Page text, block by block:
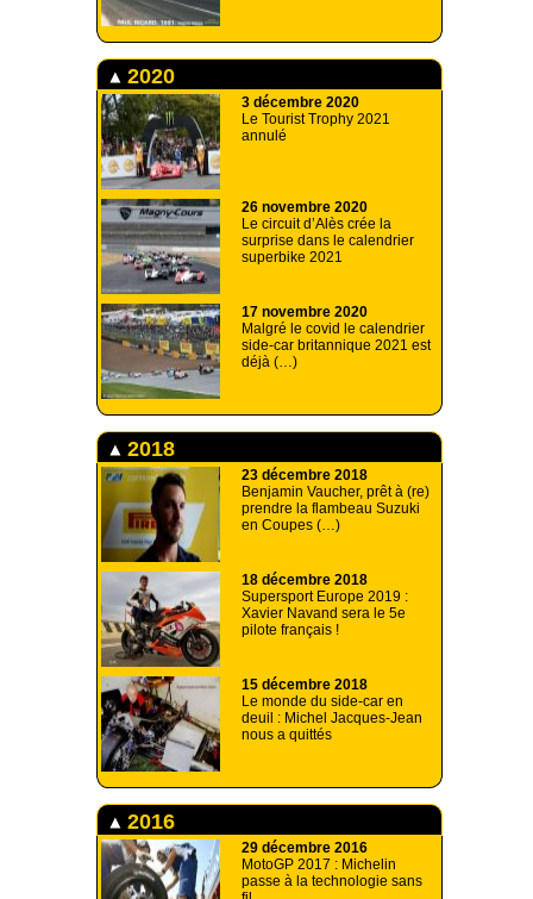
2020
3 décembre 2020
Le Tourist Trophy 2021
annulé
26 novembre 2020
Le circuit d’Alès crée la
surprise dans le calendrier
superbike 2021
17 novembre 2020
Malgré le covid le calendrier
side-car britannique 2021 est
déjà (…)
2018
23 décembre 2018
Benjamin Vaucher, prêt à (re)
prendre la flambeau Suzuki
en Coupes (…)
18 décembre 2018
Supersport Europe 2019 :
Xavier Navand sera le 5e
pilote français !
15 décembre 2018
Le monde du side-car en
deuil : Michel Jacques-Jean
nous a quittés
2016
29 décembre 2016
MotoGP 2017 : Michelin
passe à la technologie sans